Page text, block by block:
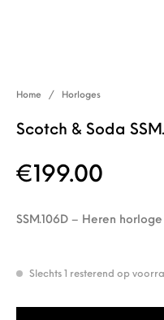
Home / Horloges
Scotch & Soda
€ 199.00
SSM.106D – Heren
Slechts 1 resterend op